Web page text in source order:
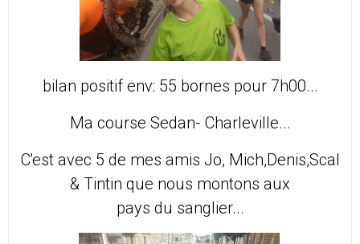
bilan positif env: 55 bornes pour 7h00...
Ma course Sedan- Charleville...
C'est avec 5 de mes amis Jo, Mich,Denis,Scal
& Tintin que nous montons aux
pays du sanglier...